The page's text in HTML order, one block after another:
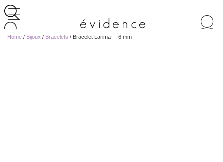
de
Home / Bijoux / Bracelets / Bracelet Larimar – 6 mm